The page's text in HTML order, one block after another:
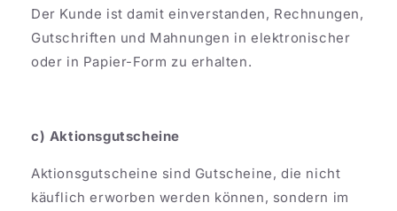
Der Kunde ist damit einverstanden, Rechnungen,
Gutschriften und Mahnungen in elektronischer
oder in Papier-Form zu erhalten.
c) Aktionsgutscheine
Aktionsgutscheine sind Gutscheine, die nicht
käuflich erworben werden können, sondern im